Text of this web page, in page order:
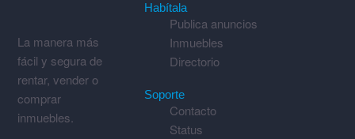
La manera más
fácil y segura de
rentar, vender o
comprar
inmuebles.
Habítala
Publica anuncios
Inmuebles
Directorio
Soporte
Contacto
Status